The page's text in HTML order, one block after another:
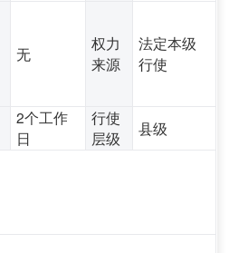
无
权力
来源
法定本级
行使
2个工作
日
行使
层级
县级